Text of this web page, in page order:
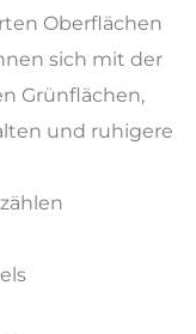
Oberflächen
sich mit der
Grünflächen,
und ruhigere